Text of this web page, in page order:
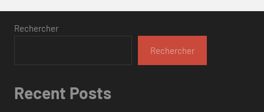
Rechercher
Rechercher
Recent Posts